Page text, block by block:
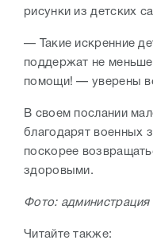
рисунки из детских
— Такие искренние
поддержат не
помощи! — уверены
В своем послании
благодарят военных
поскорее
здоровыми.
Фото:
Читайте также: